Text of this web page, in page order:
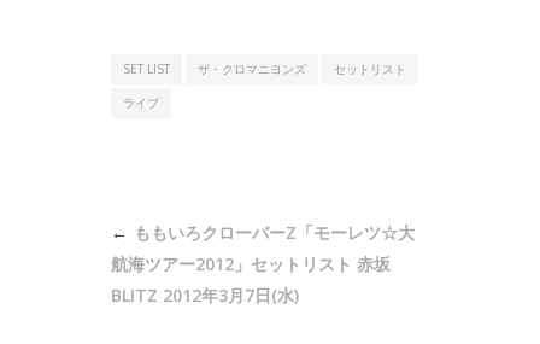
SET LIST ザ・クロマニヨンズ
セットリスト
ライブ
ももいろクローバーZ「モーレツ☆大
航海ツアー2012」セットリスト 赤坂
BLITZ 2012年3月7日(水)